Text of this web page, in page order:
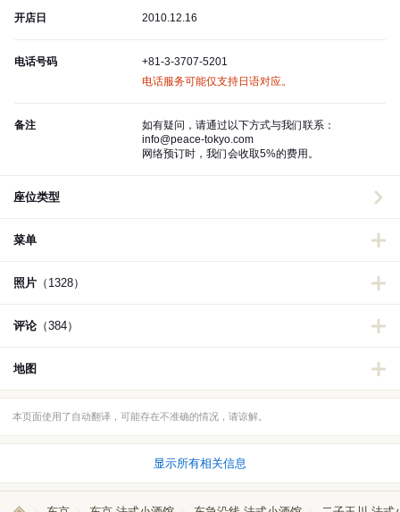
开店日 2010.12.16
电话号码
+81-3-3707-5201
电话服务可能仅支持日语对应。
备注
如有疑问，请通过以下方式与我们联系：
info@peace-tokyo.com
网络预订时，我们会收取5%的费用。
座位类型
菜单
照片 （1328）
评论（384）
地图
本页面使用了自动翻译，可能存在不准确的情况，请谅解。
显示所有相关信息